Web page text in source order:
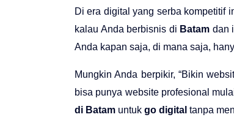
Di era digital yang serba kompetitif
kalau Anda berbisnis di Batam dan
Anda kapan saja, di mana saja,
Mungkin Anda berpikir, “Bikin
bisa punya website profesional
di Batam untuk go digital tanpa